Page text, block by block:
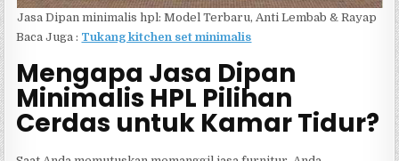
Jasa Dipan minimalis hpl: Model Terbaru, Anti Lembab & Rayap
Baca Juga : Tukang kitchen set minimalis
Mengapa Jasa Dipan
Minimalis HPL Pilihan
Cerdas untuk Kamar Tidur?